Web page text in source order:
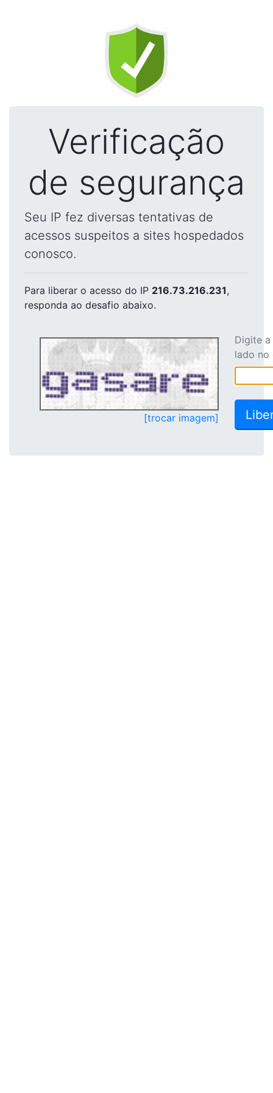
Verificação
de segurança
Seu IP fez diversas tentativas de
acessos suspeitos a sites hospedados
conosco.
Para liberar o acesso do IP 216.73.216.231,
responda ao desafio abaixo.
[trocar imagem]
Digite
lado no